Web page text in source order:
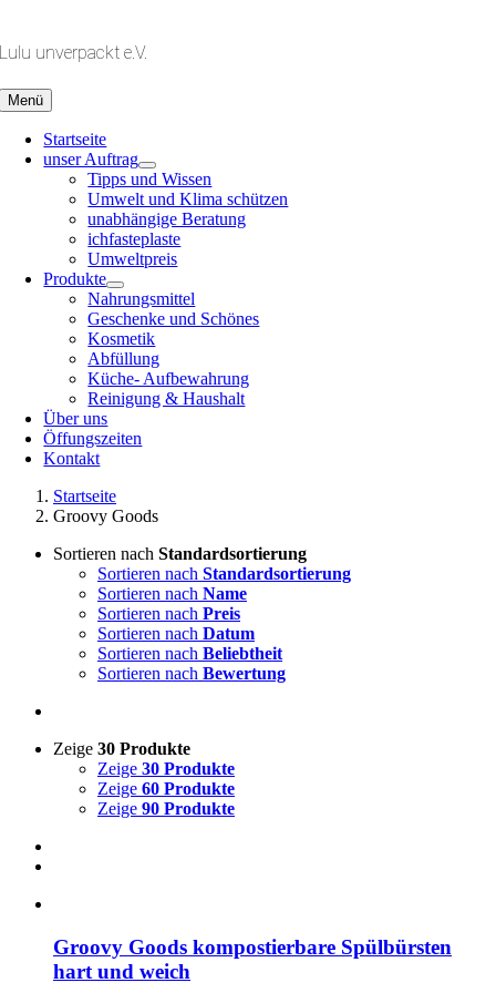
springen
Lulu unverpackt e.V.
Menü
Startseite
unser Auftrag
Tipps und Wissen
Umwelt und Klima schützen
unabhängige Beratung
ichfasteplaste
Umweltpreis
Produkte
Nahrungsmittel
Geschenke und Schönes
Kosmetik
Abfüllung
Küche- Aufbewahrung
Reinigung & Haushalt
Über uns
Öffungszeiten
Kontakt
Startseite
Groovy Goods
Sortieren nach Standardsortierung
Sortieren nach Standardsortierung
Sortieren nach Name
Sortieren nach Preis
Sortieren nach Datum
Sortieren nach Beliebtheit
Sortieren nach Bewertung
Zeige 30 Produkte
Zeige 30 Produkte
Zeige 60 Produkte
Zeige 90 Produkte
Groovy Goods kompostierbare Spülbürsten
hart und weich